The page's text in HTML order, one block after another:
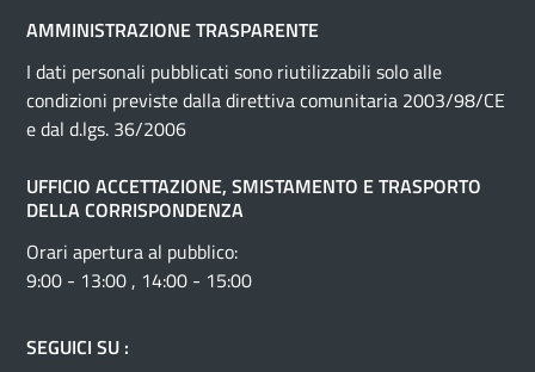
AMMINISTRAZIONE TRASPARENTE
I dati personali pubblicati sono riutilizzabili solo alle
condizioni previste dalla direttiva comunitaria 2003/98/CE
e dal d.lgs. 36/2006
UFFICIO ACCETTAZIONE, SMISTAMENTO E TRASPORTO
DELLA CORRISPONDENZA
Orari apertura al pubblico:
9:00 - 13:00 , 14:00 - 15:00
SEGUICI SU :